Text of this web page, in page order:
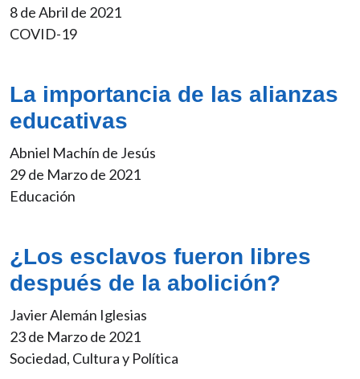
8 de Abril de 2021
COVID-19
La importancia de las alianzas
educativas
Abniel Machín de Jesús
29 de Marzo de 2021
Educación
¿Los esclavos fueron libres
después de la abolición?
Javier Alemán Iglesias
23 de Marzo de 2021
Sociedad, Cultura y Política